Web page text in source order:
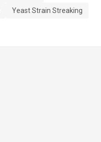
Yeast Strain Streaking